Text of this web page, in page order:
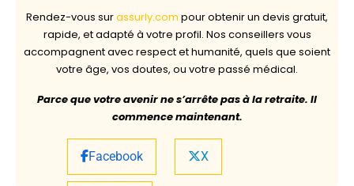
Rendez-vous surassurly.com pour obtenir un devis gratuit,
rapide, et adapté à votre profil. Nos conseillers vous
accompagnent avec respect et humanité, quels que soient
votre âge, vos doutes, ou votre passé médical.
Parce que votre avenir ne s’arrête pas à la retraite. Il
commence maintenant.
Facebook X